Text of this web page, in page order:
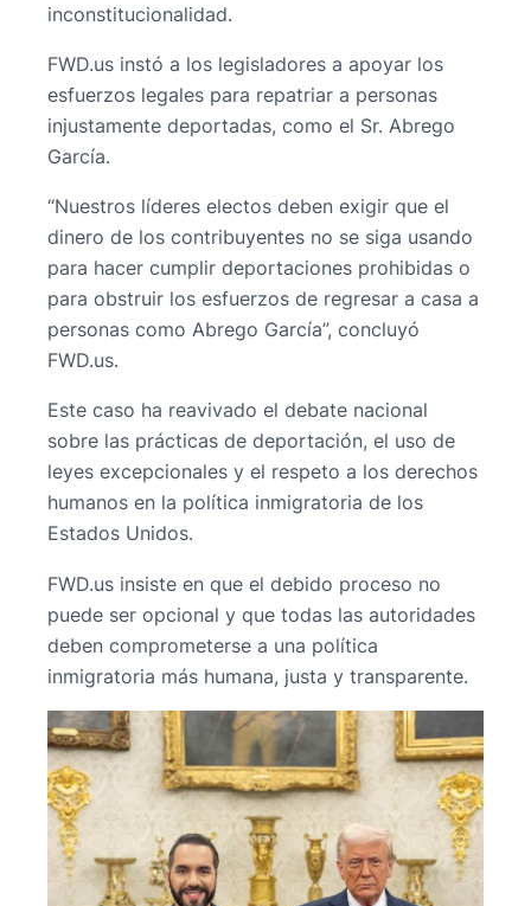
inconstitucionalidad.
FWD.us instó a los legisladores a apoyar los
esfuerzos legales para repatriar a personas
injustamente deportadas, como el Sr. Abrego
García.
“Nuestros líderes electos deben exigir que el
dinero de los contribuyentes no se siga usando
para hacer cumplir deportaciones prohibidas o
para obstruir los esfuerzos de regresar a casa a
personas como Abrego García”, concluyó
FWD.us.
Este caso ha reavivado el debate nacional
sobre las prácticas de deportación, el uso de
leyes excepcionales y el respeto a los derechos
humanos en la política inmigratoria de los
Estados Unidos.
FWD.us insiste en que el debido proceso no
puede ser opcional y que todas las autoridades
deben comprometerse a una política
inmigratoria más humana, justa y transparente.